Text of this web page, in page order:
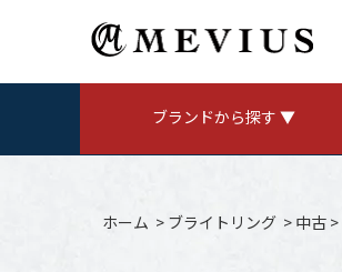
ブランドから探す ▼
ホーム > ブライトリング > 中古 >